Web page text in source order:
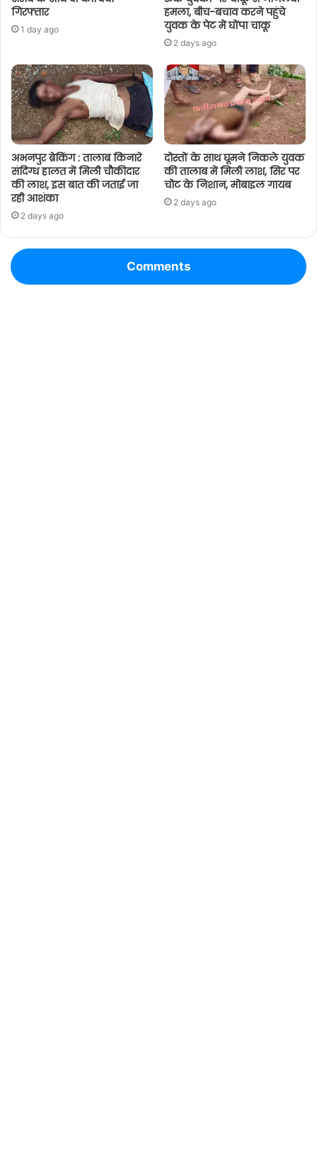
गिरफ्तार
1 day ago
हमला, बीच-बचाव करने पहुंचे
युवक के पेट में घोंपा चाकू
2 days ago
अभनपुर ब्रेकिंग : तालाब किनारे
संदिग्ध हालत में मिली चौकीदार
की लाश, इस बात की जताई जा
रही आशंका
2 days ago
दोस्तों के साथ घूमने निकले युवक
की तालाब में मिली लाश, सिर पर
चोट के निशान, मोबाइल गायब
2 days ago
Comments